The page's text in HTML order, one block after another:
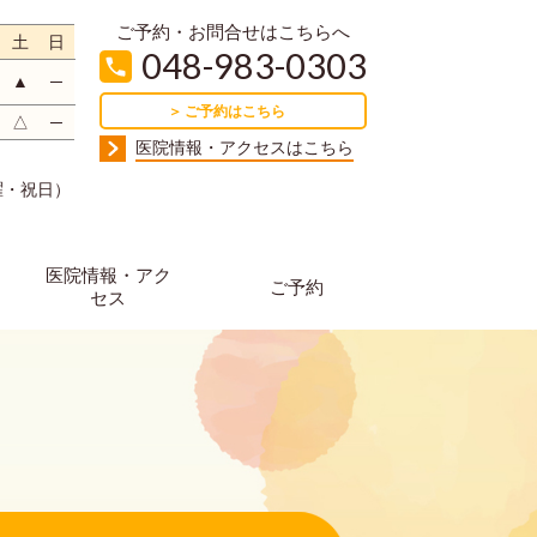
土
日
▲
─
△
─
祝日）
ご予約・お問合せはこちらへ
048-983-0303
＞ ご予約はこちら
医院情報・アクセスはこちら
医院情報・アク
セス
ご予約